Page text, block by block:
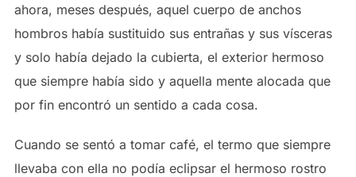
ahora, meses después, aquel cuerpo de anchos
hombros había sustituido sus entrañas y sus vísceras
y solo había dejado la cubierta, el exterior hermoso
que siempre había sido y aquella mente alocada que
por fin encontró un sentido a cada cosa.
Cuando se sentó a tomar café, el termo que siempre
llevaba con ella no podía eclipsar el hermoso rostro